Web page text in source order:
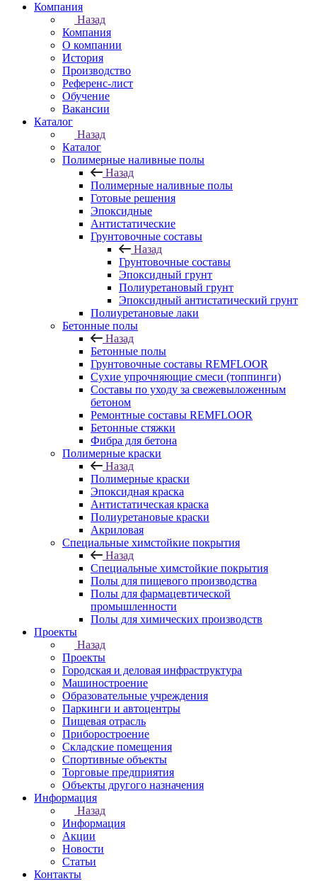
Компания
Назад
Компания
О компании
История
Производство
Референс-лист
Обучение
Вакансии
Каталог
Назад
Каталог
Полимерные наливные полы
Назад
Полимерные наливные полы
Готовые решения
Эпоксидные
Антистатические
Грунтовочные составы
Назад
Грунтовочные составы
Эпоксидный грунт
Полиуретановый грунт
Эпоксидный антистатический грунт
Полиуретановые лаки
Бетонные полы
Назад
Бетонные полы
Грунтовочные составы REMFLOOR
Сухие упрочняющие смеси (топпинги)
Составы по уходу за свежевыложенным
бетоном
Ремонтные составы REMFLOOR
Бетонные стяжки
Фибра для бетона
Полимерные краски
Назад
Полимерные краски
Эпоксидная краска
Антистатическая краска
Полиуретановые краски
Акриловая
Специальные химстойкие покрытия
Назад
Специальные химстойкие покрытия
Полы для пищевого производства
Полы для фармацевтической
промышленности
Полы для химических производств
Проекты
Назад
Проекты
Городская и деловая инфраструктура
Машиностроение
Образовательные учреждения
Паркинги и автоцентры
Пищевая отрасль
Приборостроение
Складские помещения
Спортивные объекты
Торговые предприятия
Объекты другого назначения
Информация
Назад
Информация
Акции
Новости
Статьи
Контакты